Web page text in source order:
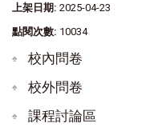
上架日期: 2025-04-23
點閱次數: 10034
校內問卷
校外問卷
課程討論區